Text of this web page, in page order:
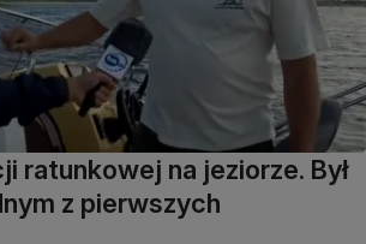
ratunkowej na jeziorze. Był
z pierwszych